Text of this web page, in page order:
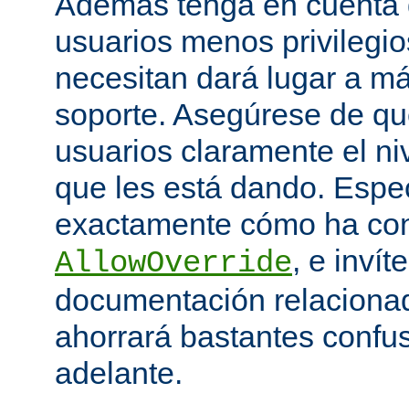
usuarios menos
necesitan dará lugar a
soporte. Asegúrese de
usuarios claramente el
que les está dando.
exactamente cómo ha
AllowOverride, e
documentación
ahorrará bastantes
adelante.